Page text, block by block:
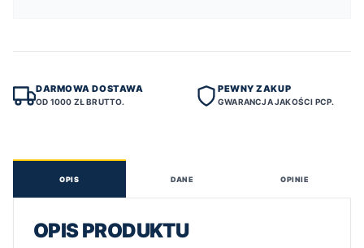
DARMOWA DOSTAWA
OD 1000 ZŁ BRUTTO.
PEWNY ZAKUP
GWARANCJA JAKOŚCI PCP.
OPIS DANE OPINIE
OPIS PRODUKTU